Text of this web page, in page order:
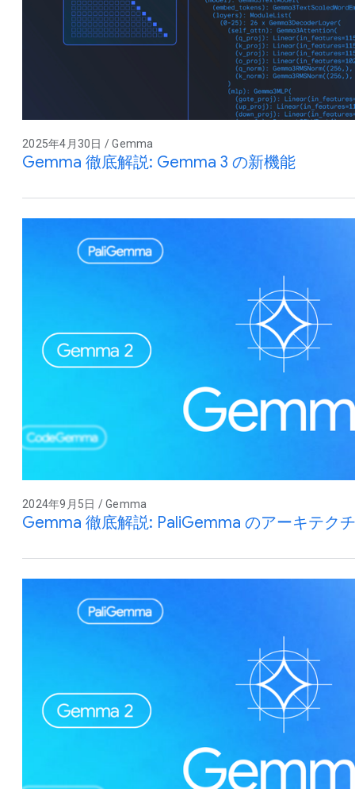
2025年4月30日 / Gemma
Gemma 徹底解説: Gemma 3 の新機能
2024年9月5日 / Gemma
Gemma 徹底解説: PaliGemma のアーキテク